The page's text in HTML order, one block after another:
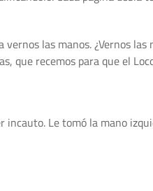
las manos. ¿Vernos las
que recemos para que el
Le tomó la mano